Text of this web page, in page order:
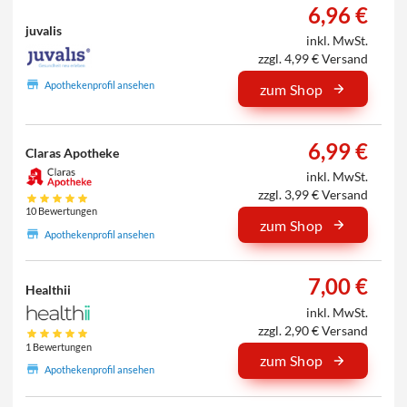
juvalis
Apothekenprofil ansehen
6,96 €
inkl. MwSt.
zzgl. 4,99 € Versand
zum Shop
Claras Apotheke
10 Bewertungen
Apothekenprofil ansehen
6,99 €
inkl. MwSt.
zzgl. 3,99 € Versand
zum Shop
Healthii
1 Bewertungen
Apothekenprofil ansehen
7,00 €
inkl. MwSt.
zzgl. 2,90 € Versand
zum Shop